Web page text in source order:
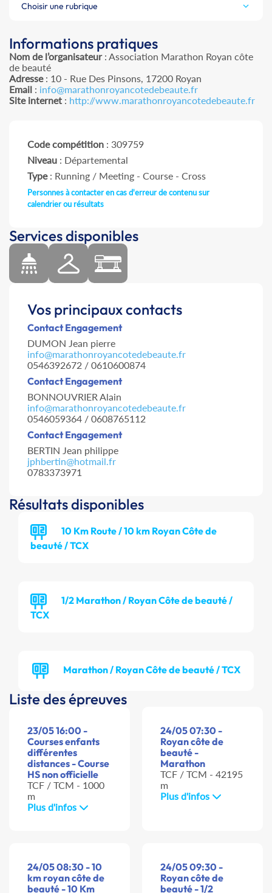
Choisir une rubrique
Informations pratiques
Nom de l’organisateur: Association Marathon Royan côte
de beauté
Adresse: 10 - Rue Des Pinsons, 17200 Royan
Email : info@marathonroyancotedebeaute.fr
Site internet : http://www.marathonroyancotedebeaute.fr
Code compétition : 309759
Niveau : Départemental
Type: Running / Meeting - Course - Cross
Personnes à contacter en cas d'erreur de contenu sur
calendrier ou résultats
Services disponibles
Vos principaux contacts
Contact Engagement
DUMON Jean pierre
info@marathonroyancotedebeaute.fr
0546392672 / 0610600874
Contact Engagement
BONNOUVRIER Alain
info@marathonroyancotedebeaute.fr
0546059364 / 0608765112
Contact Engagement
BERTIN Jean philippe
jphbertin@hotmail.fr
0783373971
Résultats disponibles
10 Km Route / 10 km Royan Côte de
beauté / TCX
1/2 Marathon / Royan Côte de beauté /
TCX
Marathon / Royan Côte de beauté / TCX
Liste des épreuves
23/05 16:00 -
Courses enfants
différentes
distances - Course
HS non officielle
TCF / TCM - 1000
m
Plus d'infos
24/05 07:30 -
Royan côte de
beauté -
Marathon
TCF / TCM - 42195
m
Plus d'infos
24/05 08:30 - 10
km royan côte de
beauté - 10 Km
24/05 09:30 -
Royan côte de
beauté - 1/2